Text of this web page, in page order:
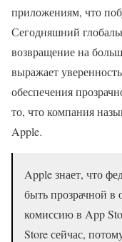
приложениям, что
Сегодняшний
возвращение на
выражает
обеспечения
то, что компания
Apple.
Apple знает, что
быть прозрачной в
комиссию в App
Store сейчас,